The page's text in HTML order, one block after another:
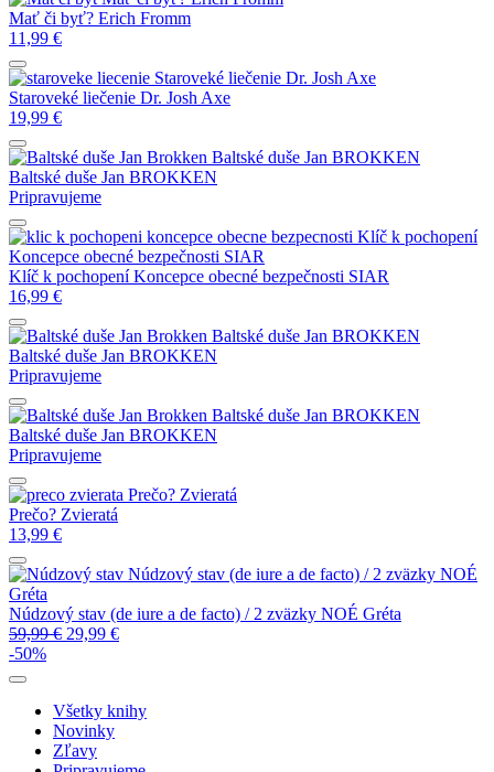
Mať či byť? Erich Fromm
11,99 €
Staroveké liečenie Dr. Josh Axe
Staroveké liečenie Dr. Josh Axe
19,99 €
Baltské duše Jan BROKKEN
Baltské duše Jan BROKKEN
Pripravujeme
Klíč k pochopení
Koncepce obecné bezpečnosti SIAR
Klíč k pochopení Koncepce obecné bezpečnosti SIAR
16,99 €
Baltské duše Jan BROKKEN
Baltské duše Jan BROKKEN
Pripravujeme
Baltské duše Jan BROKKEN
Baltské duše Jan BROKKEN
Pripravujeme
Prečo? Zvieratá
Prečo? Zvieratá
13,99 €
Núdzový stav (de iure a de facto) / 2 zväzky NOÉ
Gréta
Núdzový stav (de iure a de facto) / 2 zväzky NOÉ Gréta
59,99€ 29,99 €
-50%
Všetky knihy
Novinky
Zľavy